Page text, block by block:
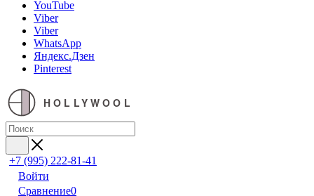
YouTube
Viber
Viber
WhatsApp
Яндекс.Дзен
Pinterest
HOLLYWOOL
+7 (995) 222-81-41
Войти
Сравнение0